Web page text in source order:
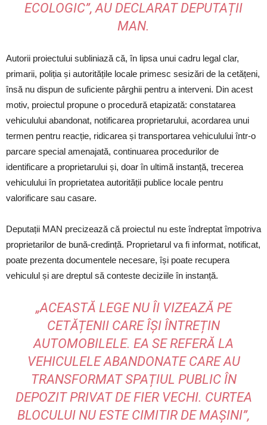
ECOLOGIC”, AU DECLARAT DEPUTAȚII
MAN.
Autorii proiectului subliniază că, în lipsa unui cadru legal clar,
primarii, poliția și autoritățile locale primesc sesizări de la cetățeni,
însă nu dispun de suficiente pârghii pentru a interveni. Din acest
motiv, proiectul propune o procedură etapizată: constatarea
vehiculului abandonat, notificarea proprietarului, acordarea unui
termen pentru reacție, ridicarea și transportarea vehiculului într-o
parcare special amenajată, continuarea procedurilor de
identificare a proprietarului și, doar în ultimă instanță, trecerea
vehiculului în proprietatea autorității publice locale pentru
valorificare sau casare.
Deputații MAN precizează că proiectul nu este îndreptat împotriva
proprietarilor de bună-credință. Proprietarul va fi informat, notificat,
poate prezenta documentele necesare, își poate recupera
vehiculul și are dreptul să conteste deciziile în instanță.
„ACEASTĂ LEGE NU ÎI VIZEAZĂ PE
CETĂȚENII CARE ÎȘI ÎNTREȚIN
AUTOMOBILELE. EA SE REFERĂ LA
VEHICULELE ABANDONATE CARE AU
TRANSFORMAT SPAȚIUL PUBLIC ÎN
DEPOZIT PRIVAT DE FIER VECHI. CURTEA
BLOCULUI NU ESTE CIMITIR DE MAȘINI”,